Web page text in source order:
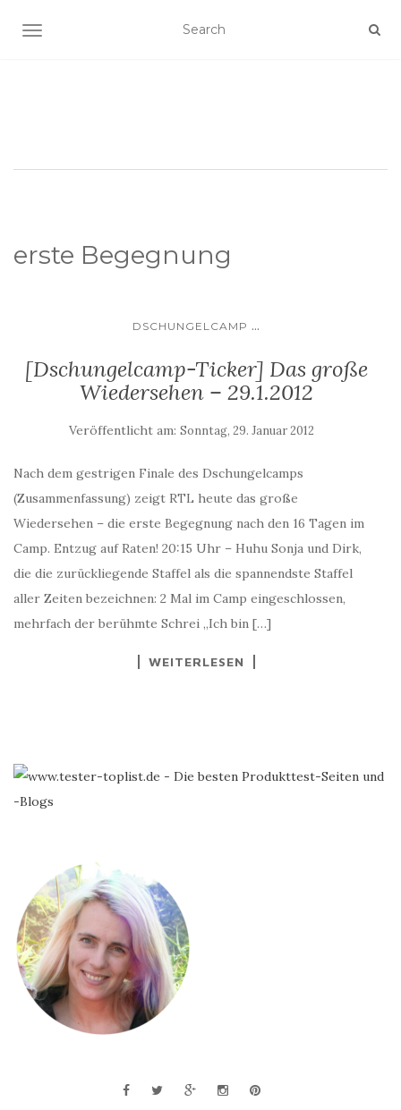
SCHALTE NAVIGATION
erste Begegnung
DSCHUNGELCAMP ...
[Dschungelcamp-Ticker] Das große
Wiedersehen – 29.1.2012
Veröffentlicht am: Sonntag, 29. Januar 2012
Nach dem gestrigen Finale des Dschungelcamps
(Zusammenfassung) zeigt RTL heute das große
Wiedersehen – die erste Begegnung nach den 16 Tagen im
Camp. Entzug auf Raten! 20:15 Uhr – Huhu Sonja und Dirk,
die die zurückliegende Staffel als die spannendste Staffel
aller Zeiten bezeichnen: 2 Mal im Camp eingeschlossen,
mehrfach der berühmte Schrei „Ich bin […]
WEITERLESEN